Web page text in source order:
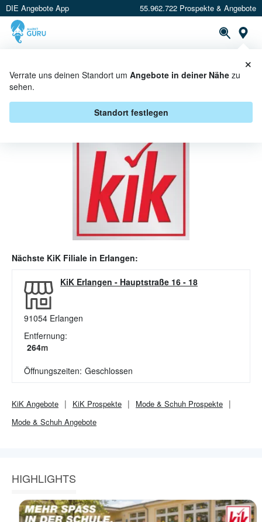
DIE Angebote App 55.962.722 Prospekte & Angebote
Verrate uns deinen Standort um Angebote in deiner Nähe zu
sehen.
Standort festlegen
×
KIK ANGEBOTE IN ERLANGEN
Nächste KiK Filiale in Erlangen:
KiK Erlangen - Hauptstraße 16 - 18
91054 Erlangen
Entfernung:
264m
Öffnungszeiten: Geschlossen
KiK Angebote KiK Prospekte Mode & Schuh Prospekte
Mode & Schuh Angebote
HIGHLIGHTS